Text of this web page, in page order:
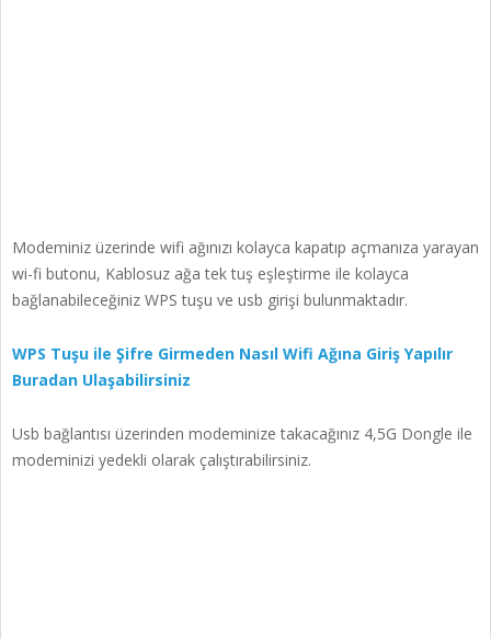
Modeminiz üzerinde wifi ağınızı kolayca kapatıp açmanıza yarayan
wi-fi butonu, Kablosuz ağa tek tuş eşleştirme ile kolayca
bağlanabileceğiniz WPS tuşu ve usb girişi bulunmaktadır.
WPS Tuşu ile Şifre Girmeden Nasıl Wifi Ağına Giriş Yapılır
Buradan Ulaşabilirsiniz
Usb bağlantısı üzerinden modeminize takacağınız 4,5G Dongle ile
modeminizi yedekli olarak çalıştırabilirsiniz.